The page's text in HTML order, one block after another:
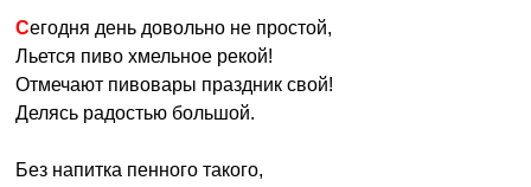
Сегодня день довольно не простой,
Льется пиво хмельное рекой!
Отмечают пивовары праздник свой!
Делясь радостью большой.
Без напитка пенного такого,